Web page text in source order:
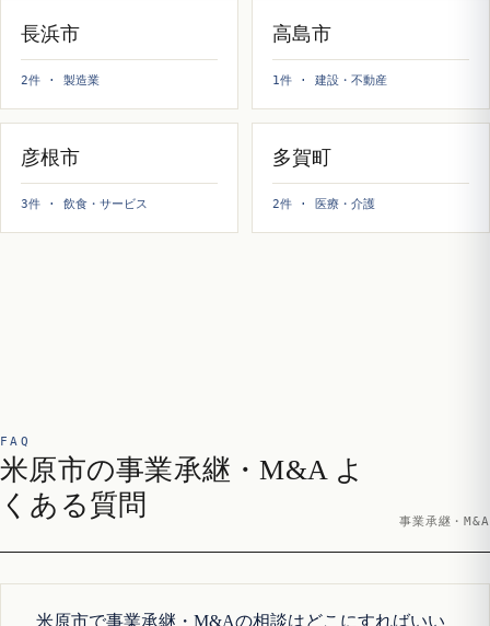
長浜市
2件 · 製造業
高島市
1件 · 建設・不動産
彦根市
3件 · 飲食・サービス
多賀町
2件 · 医療・介護
FAQ
米原市の事業承継・M&A よ
くある質問
事業承継・M&A
米原市で事業承継・M&Aの相談はどこにすればいい